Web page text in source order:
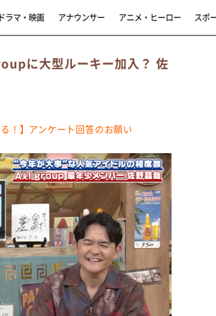
ドラマ・映画 アナウンサー アニメ・ヒーロー スポ
に大型ルーキー加入？ 佐
！】アンケート回答のお願い